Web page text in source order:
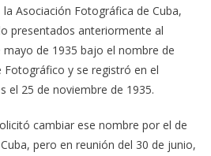
la Asociación Fotográfica de Cuba,
presentados anteriormente al
de 1935 bajo el nombre de
Fotográfico y se registró en el
el 25 de noviembre de 1935.
cambiar ese nombre por el de
pero en reunión del 30 de junio,